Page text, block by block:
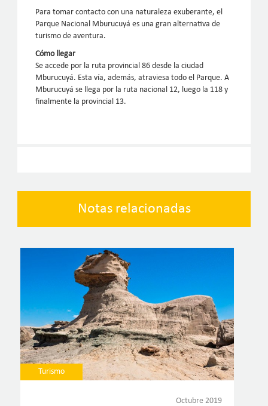
Para tomar contacto con una naturaleza exuberante, el
Parque Nacional Mburucuyá es una gran alternativa de
turismo de aventura.
Cómo llegar
Se accede por la ruta provincial 86 desde la ciudad
Mburucuyá. Esta vía, además, atraviesa todo el Parque. A
Mburucuyá se llega por la ruta nacional 12, luego la 118 y
finalmente la provincial 13.
Notas relacionadas
Turismo
Octubre 2019